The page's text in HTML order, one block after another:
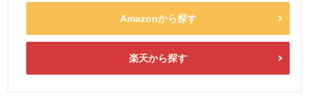
Amazonから探す
楽天から探す